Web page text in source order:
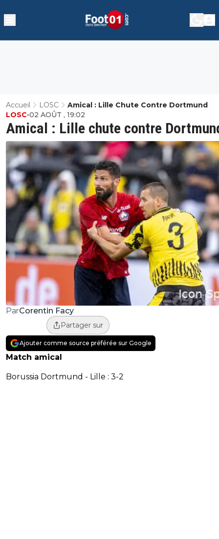
Accueil LOSC Amical : Lille Chute Contre Dortmund
Amical : Lille chute contre
LOSC•02 AOÛT , 19:02
ParCorentin Facy
Partager sur
Ajouter comme source préférée sur Google
Match amical
Borussia Dortmund - Lille : 3-2